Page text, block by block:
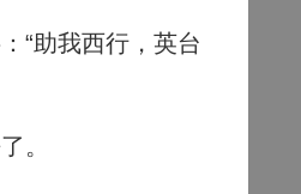
“助我西行，英台
。